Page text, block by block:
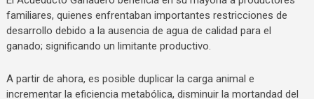
familiares, quienes enfrentaban importantes restricciones de
desarrollo debido a la ausencia de agua de calidad para el
ganado; significando un limitante productivo.
A partir de ahora, es posible duplicar la carga animal e
incrementar la eficiencia metabólica, disminuir la mortandad del